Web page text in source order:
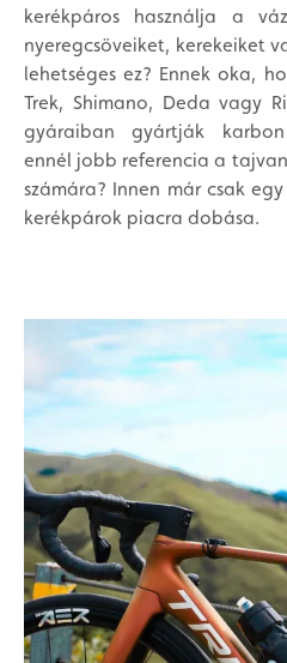
kerékpáros használja a
nyeregcsöveiket, kerekeiket
lehetséges ez? Ennek oka,
Trek, Shimano, Deda vagy
gyáraiban gyártják
ennél jobb referencia a
számára? Innen már csak
kerékpárok piacra dobása.